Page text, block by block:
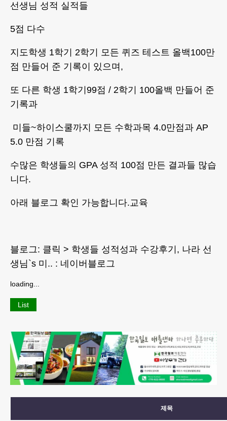
선생님 성적 실적들
5점 다수
지도학생 1학기 2학기 모든 퀴즈 테스트 올백100만
점 만들어 준 기록이 있으며,
또 다른 학생 1학기99점 / 2학기 100올백 만들어 준
기록과
미들~하이스쿨까지 모든 수학과목 4.0만점과 AP
5.0 만점 기록
수많은 학생들의 GPA 성적 100점 만든 결과들 많습
니다.
아래 블로그 확인 가능합니다.교육
블로그: 클릭 > 학생들 성적성과 수강후기, 나라 선
생님`s 미.. : 네이버블로그
loading...
List
제목